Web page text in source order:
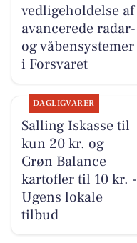
vedligeholdelse af
avancerede radar-
og våbensystemer
i Forsvaret
DAGLIGVARER
Salling Iskasse til
kun 20 kr. og
Grøn Balance
kartofler til 10 kr. -
Ugens lokale
tilbud